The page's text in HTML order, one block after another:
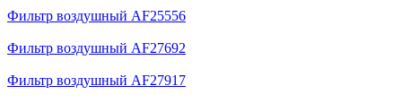
Фильтр воздушный AF25556
Фильтр воздушный AF27692
Фильтр воздушный AF27917